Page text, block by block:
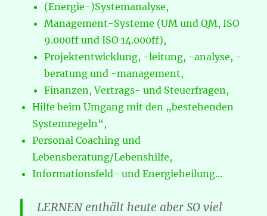
(Energie-)Systemanalyse,
Management-Systeme (UM und QM, ISO
9.000ff und ISO 14.000ff),
Projektentwicklung, -leitung, -analyse, -
beratung und -management,
Finanzen, Vertrags- und Steuerfragen,
Hilfe beim Umgang mit den „bestehenden
Systemregeln“,
Personal Coaching und
Lebensberatung/Lebenshilfe,
Informationsfeld- und Energieheilung…
LERNEN enthält heute aber SO viel